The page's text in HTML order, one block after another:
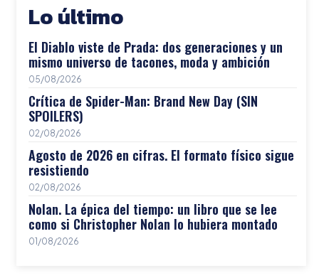
Lo último
El Diablo viste de Prada: dos generaciones y un
mismo universo de tacones, moda y ambición
05/08/2026
Crítica de Spider-Man: Brand New Day (SIN
SPOILERS)
02/08/2026
Agosto de 2026 en cifras. El formato físico sigue
resistiendo
02/08/2026
Nolan. La épica del tiempo: un libro que se lee
como si Christopher Nolan lo hubiera montado
01/08/2026